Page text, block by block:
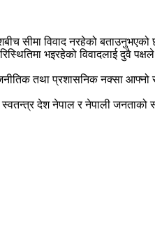
सीमा विवाद नरहेको बताउनुभएको
भइरहेको विवादलाई दुवै
तथा प्रशासनिक नक्सा आफ्नो
देश नेपाल र नेपाली जनताको